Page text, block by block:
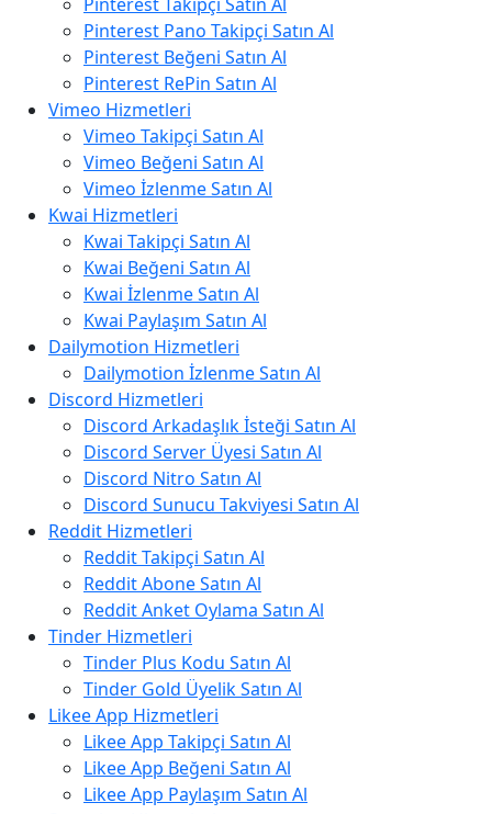
Pinterest Pano Takipçi Satın Al
Pinterest Beğeni Satın Al
Pinterest RePin Satın Al
Vimeo Hizmetleri
Vimeo Takipçi Satın Al
Vimeo Beğeni Satın Al
Vimeo İzlenme Satın Al
Kwai Hizmetleri
Kwai Takipçi Satın Al
Kwai Beğeni Satın Al
Kwai İzlenme Satın Al
Kwai Paylaşım Satın Al
Dailymotion Hizmetleri
Dailymotion İzlenme Satın Al
Discord Hizmetleri
Discord Arkadaşlık İsteği Satın Al
Discord Server Üyesi Satın Al
Discord Nitro Satın Al
Discord Sunucu Takviyesi Satın Al
Reddit Hizmetleri
Reddit Takipçi Satın Al
Reddit Abone Satın Al
Reddit Anket Oylama Satın Al
Tinder Hizmetleri
Tinder Plus Kodu Satın Al
Tinder Gold Üyelik Satın Al
Likee App Hizmetleri
Likee App Takipçi Satın Al
Likee App Beğeni Satın Al
Likee App Paylaşım Satın Al